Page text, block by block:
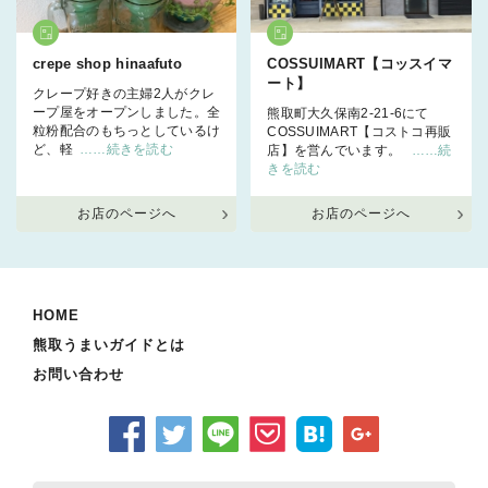
crepe shop hinaafuto
クレープ好きの主婦2人がクレ
ープ屋をオープンしました。全
粒粉配合のもちっとしているけ
ど、軽
……続きを読む
お店のページへ
COSSUIMART【コッスイマ
ート】
熊取町大久保南2-21-6にて
COSSUIMART【コストコ再販
店】を営んでいます。
……続
きを読む
お店のページへ
HOME
熊取うまいガイドとは
お問い合わせ